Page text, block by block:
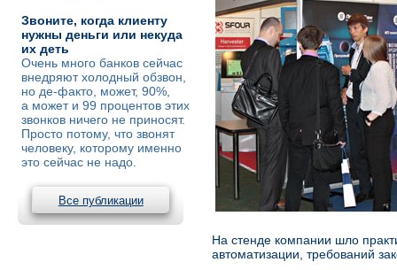
Звоните, когда клиенту
нужны деньги или некуда
их деть
Очень много банков сейчас
внедряют холодный обзвон,
но де-факто, может, 90%,
а может и 99 процентов этих
звонков ничего не приносят.
Просто потому, что звонят
человеку, которому именно
это сейчас не надо.
Все публикации
На стенде компании шло
автоматизации, требований